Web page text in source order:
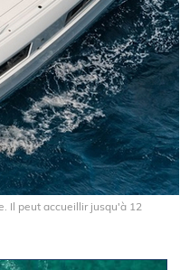
Il peut accueillir jusqu'à 12